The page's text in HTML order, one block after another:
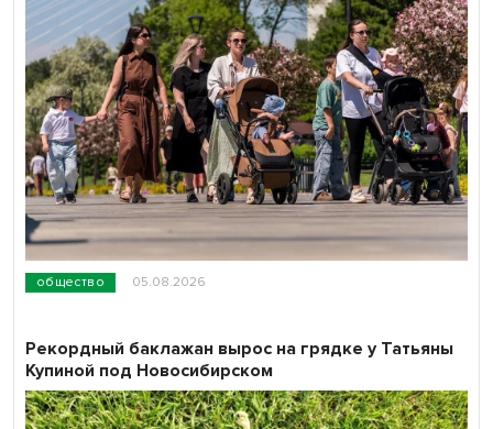
общество 05.08.2026
Рекордный баклажан вырос на грядке у Татьяны
Купиной под Новосибирском